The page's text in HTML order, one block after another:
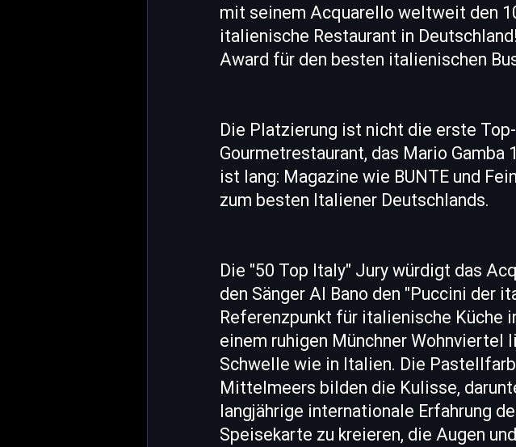
mit seinem Acquarello weltweit den
italienische Restaurant in
Award für den besten italienischen
Die Platzierung ist nicht die erste
Gourmetrestaurant, das Mario
ist lang: Magazine wie BUNTE und
zum besten Italiener Deutschlands.
Die "50 Top Italy" Jury würdigt das
den Sänger Al Bano den "Puccini der
Referenzpunkt für italienische Küche
einem ruhigen Münchner
Schwelle wie in Italien. Die
Mittelmeers bilden die Kulisse,
langjährige internationale Erfahrung
Speisekarte zu kreieren, die Augen